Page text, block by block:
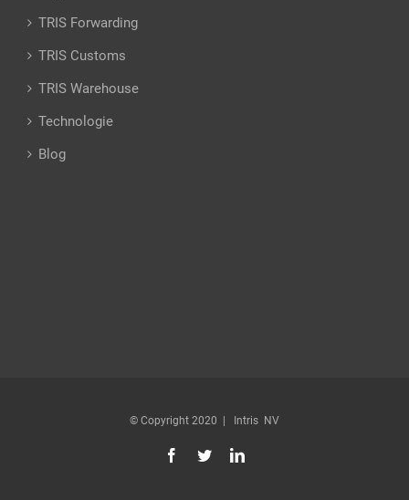
TRIS Forwarding
TRIS Customs
TRIS Warehouse
Technologie
Blog
© Copyright 2020 | Intris NV
Facebook
TwitterLinkedin